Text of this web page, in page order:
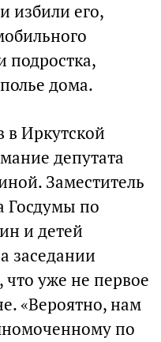
избили его,
подростка,
дома.
в Иркутской
депутата
Заместитель
Госдумы по
и детей
заседании
уже не первое
«Вероятно, нам
по